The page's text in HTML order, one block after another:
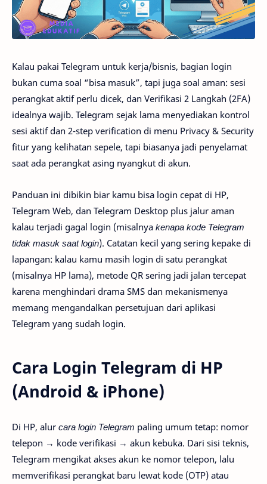
Kalau pakai Telegram untuk kerja/bisnis, bagian login
bukan cuma soal “bisa masuk”, tapi juga soal aman: sesi
perangkat aktif perlu dicek, dan Verifikasi 2 Langkah (2FA)
idealnya wajib. Telegram sejak lama menyediakan kontrol
sesi aktif dan 2-step verification di menu Privacy & Security
fitur yang kelihatan sepele, tapi biasanya jadi penyelamat
saat ada perangkat asing nyangkut di akun.
Panduan ini dibikin biar kamu bisa login cepat di HP,
Telegram Web, dan Telegram Desktop plus jalur aman
kalau terjadi gagal login (misalnya kenapa kode Telegram
tidak masuk saat login). Catatan kecil yang sering kepake di
lapangan: kalau kamu masih login di satu perangkat
(misalnya HP lama), metode QR sering jadi jalan tercepat
karena menghindari drama SMS dan mekanismenya
memang mengandalkan persetujuan dari aplikasi
Telegram yang sudah login.
Cara Login Telegram di HP
(Android & iPhone)
Di HP, alur cara login Telegram paling umum tetap: nomor
telepon → kode verifikasi → akun kebuka. Dari sisi teknis,
Telegram mengikat akses akun ke nomor telepon, lalu
memverifikasi perangkat baru lewat kode (OTP) atau